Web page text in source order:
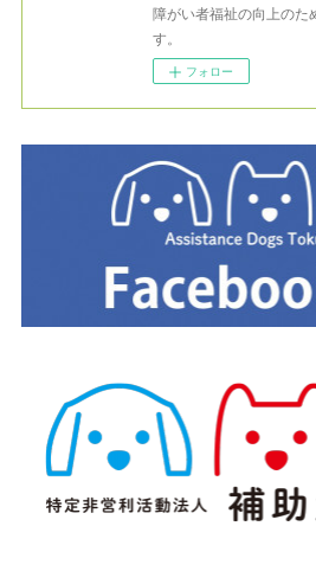
障がい者福祉の向上のた
す。
フォロー